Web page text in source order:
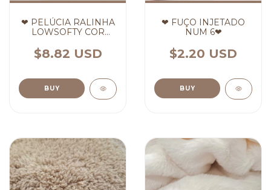
❤ PELÚCIA RALINHA
LOWSOFTY COR
$8.82 USD
BUY
❤ FUÇO INJETADO
NUM 6❤
$2.20 USD
BUY